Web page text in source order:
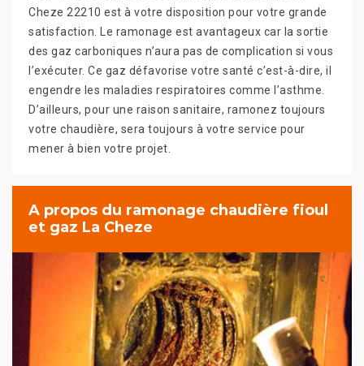
Cheze 22210 est à votre disposition pour votre grande
satisfaction. Le ramonage est avantageux car la sortie
des gaz carboniques n’aura pas de complication si vous
l’exécuter. Ce gaz défavorise votre santé c’est-à-dire, il
engendre les maladies respiratoires comme l’asthme.
D’ailleurs, pour une raison sanitaire, ramonez toujours
votre chaudière, sera toujours à votre service pour
mener à bien votre projet.
A propos du ramonage chaudière fioul
et gaz La Cheze